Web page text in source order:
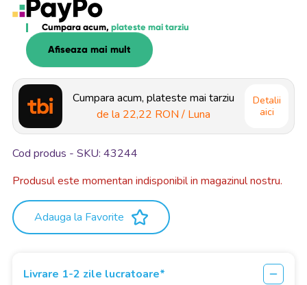
Cumpara acum, plateste mai tarziu
Afiseaza mai mult
Cumpara acum, plateste mai tarziu
de la 22,22 RON / Luna
Detalii
aici
Cod produs - SKU 43244
Produsul este momentan indisponibil in magazinul nostru.
Adauga la Favorite
Livrare 1-2 zile lucratoare*